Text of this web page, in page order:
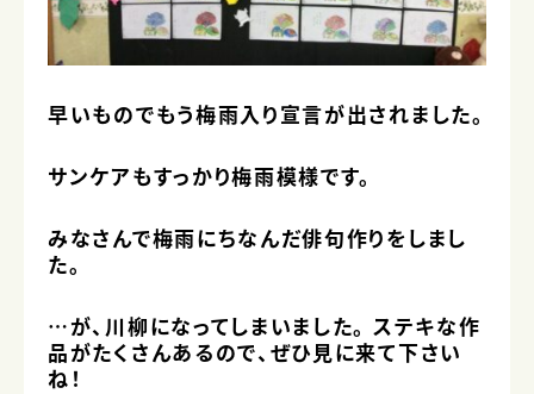
早いものでもう梅雨入り宣言が出されました。
サンケアもすっかり梅雨模様です。
みなさんで梅雨にちなんだ俳句作りをしまし
た。
…が、川柳になってしまいました。 ステキな作
品がたくさんあるので、ぜひ見に来て下さい
ね！